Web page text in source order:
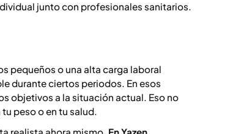
junto con profesionales sanitarios.
pequeños o una alta carga laboral
durante ciertos periodos. En esos
objetivos a la situación actual. Eso no
peso o en tu salud.